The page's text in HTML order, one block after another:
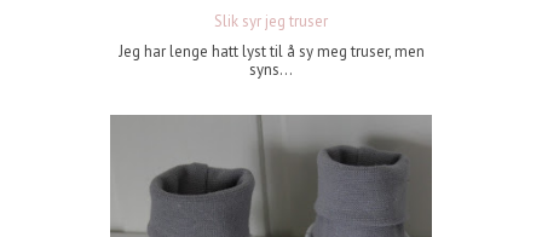
Slik syr jeg truser
Jeg har lenge hatt lyst til å sy meg truser, men
syns...